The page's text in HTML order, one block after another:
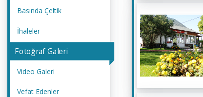
Basında Çeltik
İhaleler
Fotoğraf Galeri
Video Galeri
Vefat Edenler